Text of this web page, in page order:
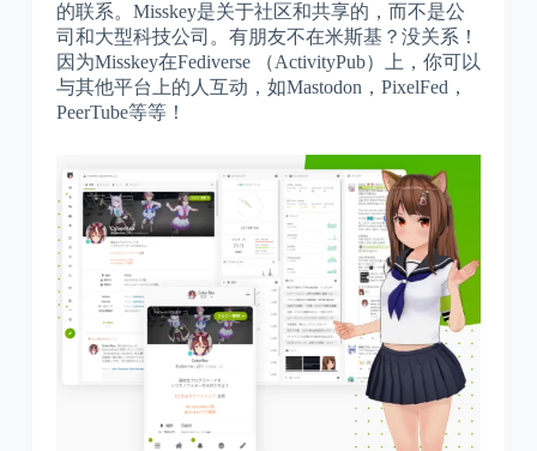
的联系。Misskey是关于社区和共享的，而不是公
司和大型科技公司。有朋友不在米斯基？没关系！
因为Misskey在Fediverse （ActivityPub）上，你可以
与其他平台上的人互动，如Mastodon，PixelFed，
PeerTube等等！